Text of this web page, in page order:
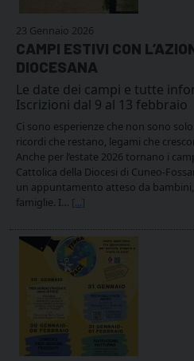
23 Gennaio 2026
CAMPI ESTIVI CON
DIOCESANA
Le date dei campi e tutte
Iscrizioni dal 9 al 13 febbraio
Ci sono esperienze che non sono
ricordi che restano, legami che
Anche per l’estate 2026 tornano i
Cattolica della Diocesi di Cuneo-
un appuntamento atteso da
famiglie. I… [...]